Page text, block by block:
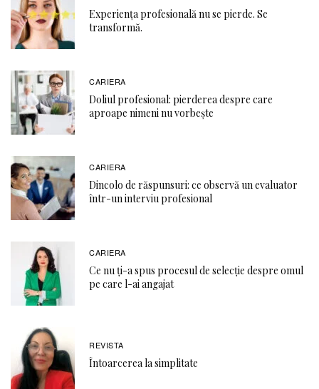
Experiența profesională nu se pierde. Se
transformă.
CARIERA
Doliul profesional: pierderea despre care
aproape nimeni nu vorbește
CARIERA
Dincolo de răspunsuri: ce observă un evaluator
într-un interviu profesional
CARIERA
Ce nu ți-a spus procesul de selecție despre omul
pe care l-ai angajat
REVISTA
Întoarcerea la simplitate